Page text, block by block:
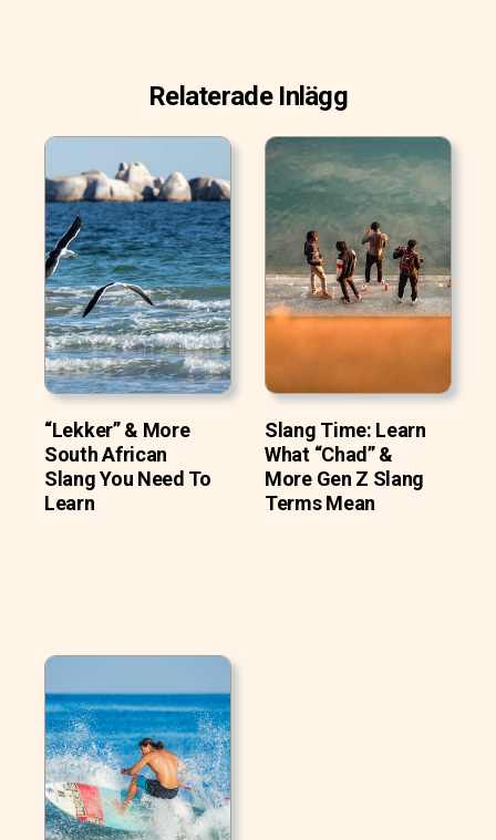
Relaterade Inlägg
“Lekker” & More
South African
Slang You Need To
Learn
Slang Time: Learn
What “Chad” &
More Gen Z Slang
Terms Mean